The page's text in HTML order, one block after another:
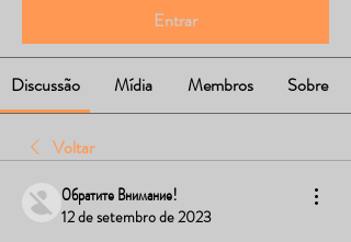
Entrar
Discussão Mídia Membros Sobre
Voltar
Обратите Внимание!
12 de setembro de 2023